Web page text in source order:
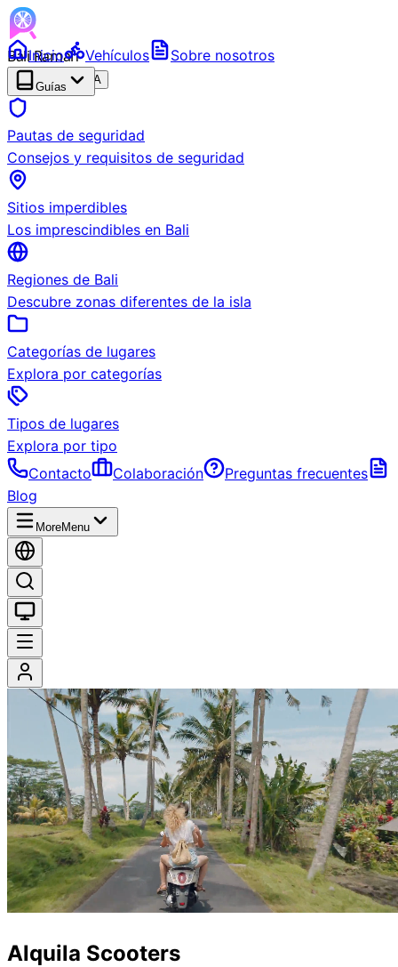
Bali Ramah
RENTAL BETA
Inicio Vehículos Sobre nosotros
Guías
Pautas de seguridad
Consejos y requisitos de seguridad
Sitios imperdibles
Los imprescindibles en Bali
Regiones de Bali
Descubre zonas diferentes de la isla
Categorías de lugares
Explora por categorías
Tipos de lugares
Explora por tipo
Contacto
Colaboración
Preguntas frecuentes
Blog
MoreMenu
Alquila Scooters